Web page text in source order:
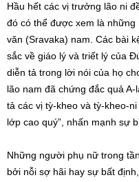
Hầu hết các vị trưởng lão ni
đó có thể được xem là
văn (Sravaka) nam. Các bài
sắc về giáo lý và triết lý của
diễn tả trong lời nói của họ
lão nam đã chứng đắc quả
tả các vị tỳ-kheo và tỳ-kheo-
lớp cao quý”, nhấn mạnh sự
Những người phụ nữ trong
bởi nỗi sợ hãi hay sự bất